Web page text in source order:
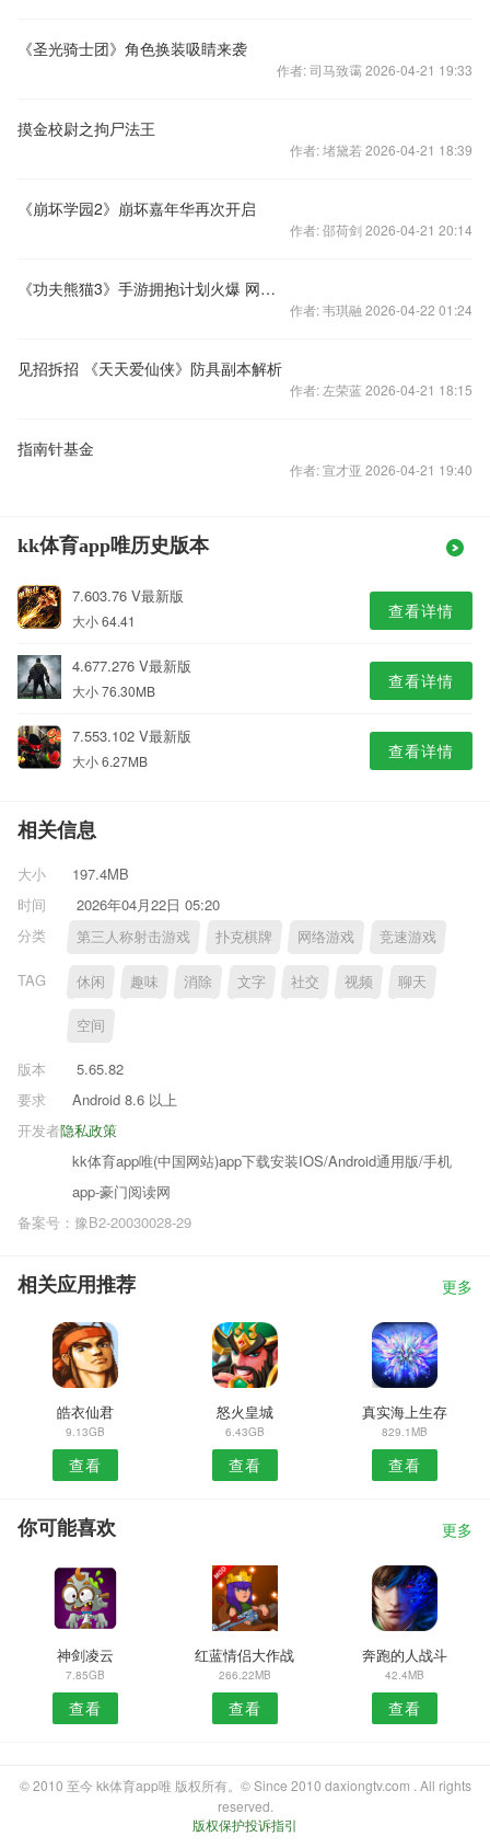
《圣光骑士团》角色换装吸睛来袭
作者: 司马致霭 2026-04-21 19:33
摸金校尉之拘尸法王
作者: 堵黛若 2026-04-21 18:39
《崩坏学园2》崩坏嘉年华再次开启
作者: 邵荷剑 2026-04-21 20:14
《功夫熊猫3》手游拥抱计划火爆 网友化身“自来水”强助攻
作者: 韦琪融 2026-04-22 01:24
见招拆招 《天天爱仙侠》防具副本解析
作者: 左荣蓝 2026-04-21 18:15
指南针基金
作者: 宣才亚 2026-04-21 19:40
kk体育app唯历史版本
7.603.76 V最新版
大小 64.41 查看详情
4.677.276 V最新版
大小 76.30MB 查看详情
7.553.102 V最新版
大小 6.27MB 查看详情
相关信息
大小
197.4MB
时间
2026年04月22日 05:20
分类
第三人称射击游戏 扑克棋牌 网络游戏 竞速游戏
TAG 休闲 趣味 消除 文字 社交 视频 聊天
空间
版本
5.65.82
要求
Android 8.6 以上
隐私政策
开发者
kk体育app唯(中国网站)app下载安装IOS/Android通用版/手机
app-豪门阅读网
备案号：豫B2-20030028-29
相关应用推荐 更多
皓衣仙君
9.13GB
查看
怒火皇城
6.43GB
查看
真实海上生存
829.1MB
查看
你可能喜欢 更多
神剑凌云
7.85GB
查看
红蓝情侣大作战
266.22MB
查看
奔跑的人战斗
42.4MB
查看
© 2010 至今 kk体育app唯 版权所有。© Since 2010 daxiongtv.com . All rights
reserved.
版权保护投诉指引